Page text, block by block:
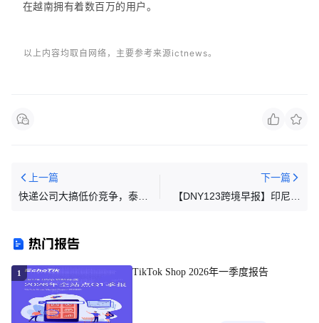
在越南拥有着数百万的用户。
以上内容均取自网络，主要参考来源ictnews。
上一篇
快递公司大搞低价竞争，泰国
下一篇
【DNY123跨境早报】印尼电
热门报告
1 TikTok Shop 2026年一季度报告